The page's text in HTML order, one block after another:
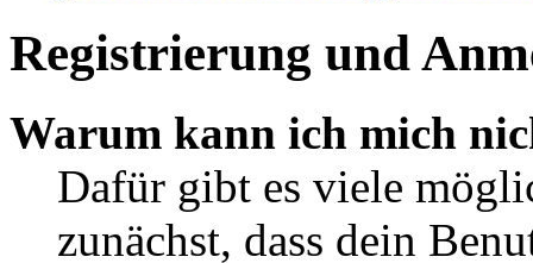
Registrierung und
Warum kann ich mich
Dafür gibt es viele
zunächst, dass dein